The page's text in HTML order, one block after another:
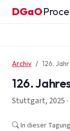
Zum Inhalt springen
DGaO·
Archiv 126.
126.
Stuttgart, 2025 ·
In dieser